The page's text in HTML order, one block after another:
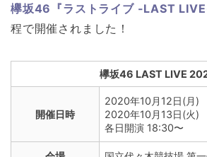
欅坂46『ラストライブ -LAST
程で開催されました！
欅坂46 LAST LIVE
開催日時
2020年10月12日(月)
2020年10月13日(火)
各日開演 18:30〜